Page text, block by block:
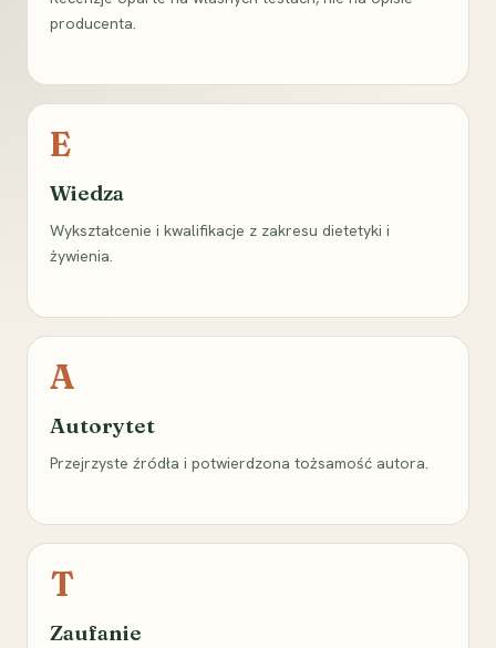
producenta.
E
Wiedza
Wykształcenie i kwalifikacje z zakresu dietetyki i
żywienia.
A
Autorytet
Przejrzyste źródła i potwierdzona tożsamość autora.
T
Zaufanie